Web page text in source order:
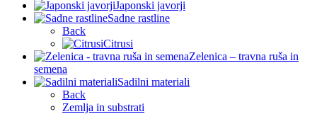
Japonski javorji
Sadne rastline
Back
Citrusi
Zelenica – travna ruša in
semena
Sadilni materiali
Back
Zemlja in substrati